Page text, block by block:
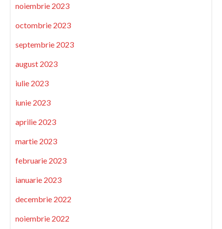
noiembrie 2023
octombrie 2023
septembrie 2023
august 2023
iulie 2023
iunie 2023
aprilie 2023
martie 2023
februarie 2023
ianuarie 2023
decembrie 2022
noiembrie 2022